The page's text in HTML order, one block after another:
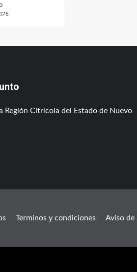
Región Citrícola del Estado de Nuevo
Terminos y condiciones Aviso de